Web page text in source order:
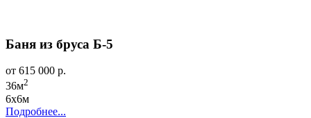
Баня из бруса Б-5
от 615 000 р.
36м2
6х6м
Подробнее...